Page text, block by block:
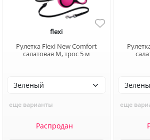
flexi
Рулетка Flexi New Comfort
салатовая M, трос 5 м
еще варианты
Распродан
еще